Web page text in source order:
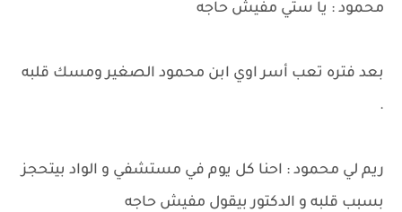
محمود : يا ستي مفيش حاجه
بعد فتره تعب أسر اوي ابن محمود الصغير ومسك قلبه
.
ريم لي محمود : احنا كل يوم في مستشفي و الواد بيتحجز
بسبب قلبه و الدكتور بيقول مفيش حاجه